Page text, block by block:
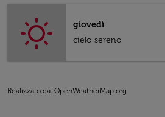
giovedì
cielo sereno
Realizzato da: OpenWeatherMap.org